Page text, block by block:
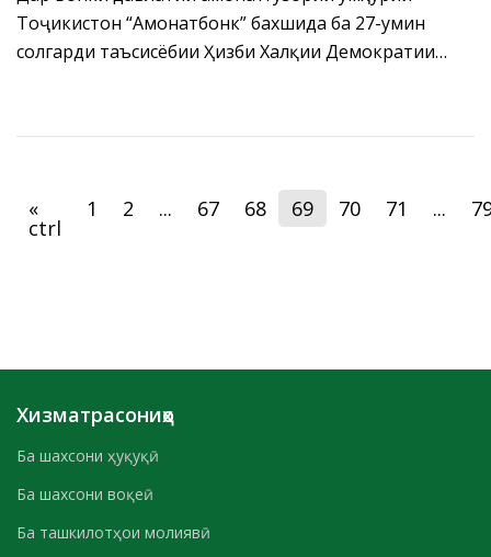
Тоҷикистон “Амонатбонк” бахшида ба 27-умин
солгарди таъсисёбии Ҳизби Халқии Демократии
«
ctrl
1 2 ... 67 68 69 70 71 ...
Хизматрасониҳо
Ба шахсони ҳуқуқӣ
Ба шахсони воқеӣ
Ба ташкилотҳои молиявӣ